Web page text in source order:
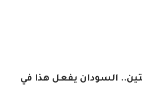
السودان يفعل هذا في